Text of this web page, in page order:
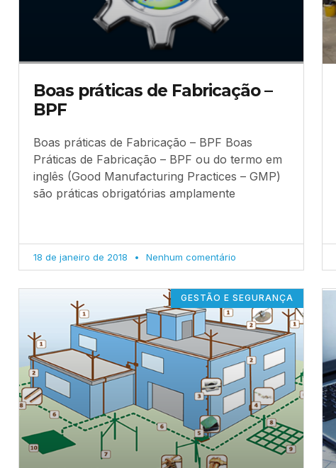
Boas práticas de Fabricação –
BPF
Boas práticas de Fabricação – BPF Boas
Práticas de Fabricação – BPF ou do termo em
inglês (Good Manufacturing Practices – GMP)
são práticas obrigatórias amplamente
18 de janeiro de 2018 Nenhum comentário
GESTÃO E SEGURANÇA